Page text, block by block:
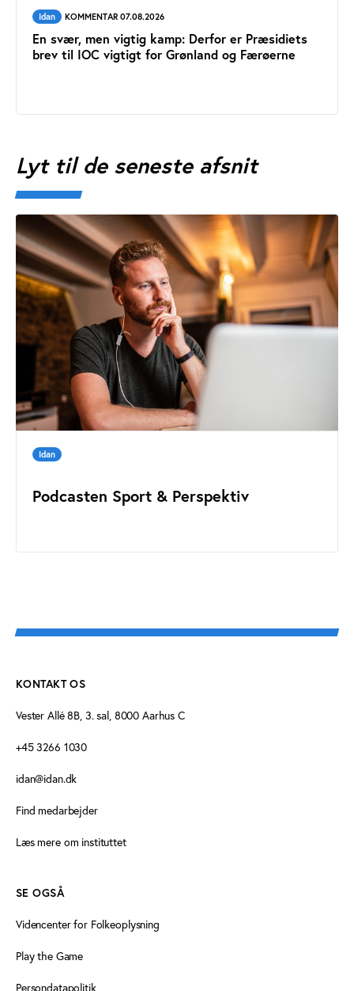
Idan KOMMENTAR 07.08.2026
En svær, men vigtig kamp: Derfor er Præsidiets
brev til IOC vigtigt for Grønland og Færøerne
Lyt til de seneste afsnit
Idan
Podcasten Sport & Perspektiv
KONTAKT OS
Vester Allé 8B, 3. sal, 8000 Aarhus C
+45 3266 1030
idan@idan.dk
Find medarbejder
Læs mere om instituttet
SE OGSÅ
Videncenter for Folkeoplysning
Play the Game
Persondatapolitik